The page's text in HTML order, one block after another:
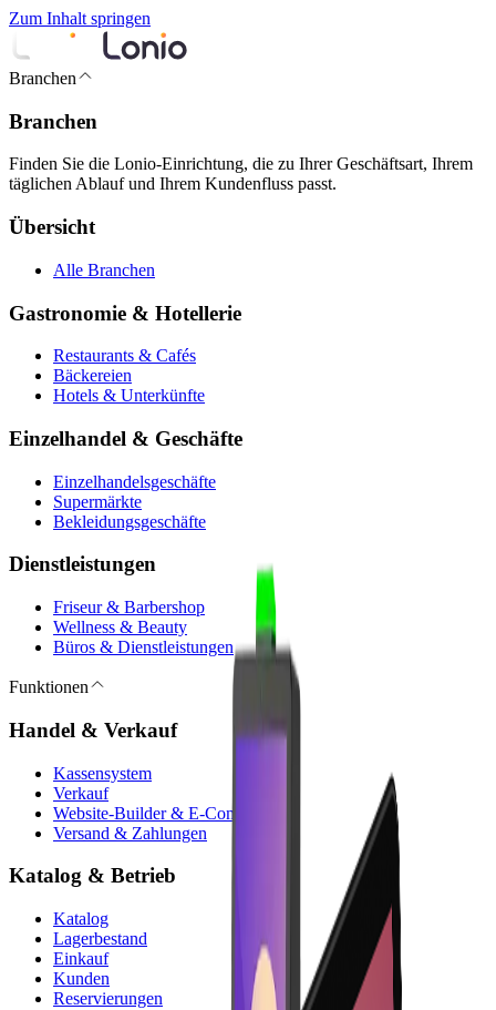
Zum Inhalt springen
Branchen
Branchen
Finden Sie die Lonio-Einrichtung, die zu Ihrer Geschäftsart, Ihrem
täglichen Ablauf und Ihrem Kundenfluss passt.
Übersicht
Alle Branchen
Gastronomie & Hotellerie
Restaurants & Cafés
Bäckereien
Hotels & Unterkünfte
Einzelhandel & Geschäfte
Einzelhandelsgeschäfte
Supermärkte
Bekleidungsgeschäfte
Dienstleistungen
Friseur & Barbershop
Wellness & Beauty
Büros & Dienstleistungen
Funktionen
Handel & Verkauf
Kassensystem
Verkauf
Website-Builder & E-Commerce
Versand & Zahlungen
Katalog & Betrieb
Katalog
Lagerbestand
Einkauf
Kunden
Reservierungen